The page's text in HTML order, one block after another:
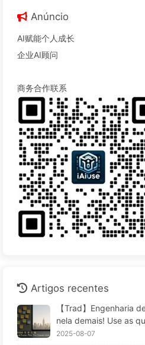
Anúncio
AI赋能个人成长
企业AI顾问
商务合作联系
Artigos recentes
【Trad】Engenharia
nela demais! Use as
agem, compressão e
2025-08-07